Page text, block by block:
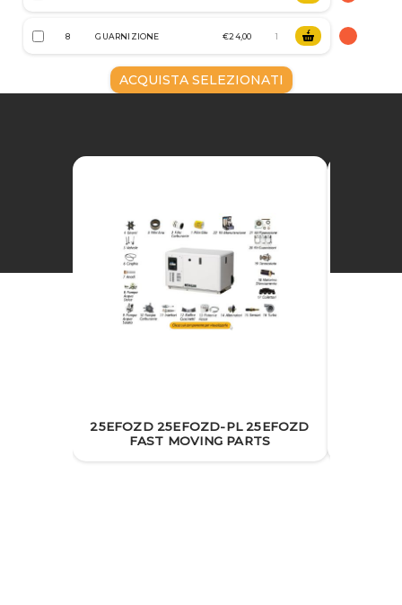
8 GUARNIZIONE €24,00
ACQUISTA SELEZIONATI
25EFOZD 25EFOZD-PL 25EFOZD
FAST MOVING PARTS